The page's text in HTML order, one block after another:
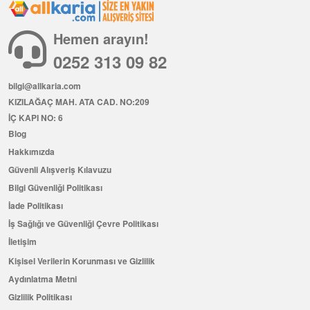
Hemen arayın!
0252 313 09 82
bilgi@allkaria.com
KIZILAĞAÇ MAH. ATA CAD. NO:209
İÇ KAPI NO: 6
Blog
Hakkımızda
Güvenli Alışveriş Kılavuzu
Bilgi Güvenliği Politikası
İade Politikası
İş Sağlığı ve Güvenliği Çevre Politikası
İletişim
Kişisel Verilerin Korunması ve Gizlilik
Aydınlatma Metni
Gizlilik Politikası